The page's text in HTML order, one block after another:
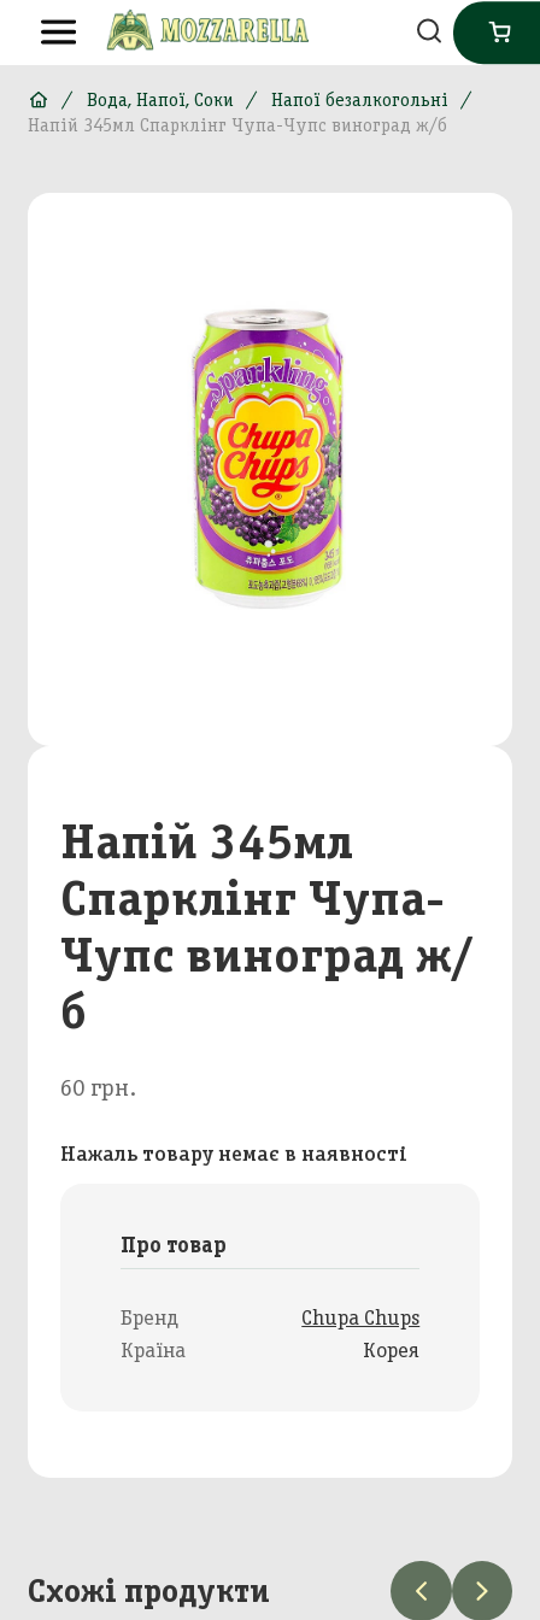
Вода, Напої, Соки
Напої безалкогольні
Напій 345мл Спарклінг Чупа-Чупс виноград ж/б
Напій 345мл
Спарклінг Чупа-
Чупс виноград ж/
б
60 грн.
Нажаль товару немає в наявності
Про товар
Бренд
Chupa Chups
Країна
Корея
Схожі продукти